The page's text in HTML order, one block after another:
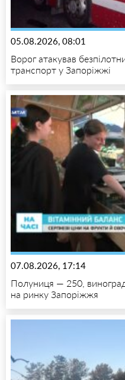
05.08.2026, 08:01
Ворог атакував
транспорт у Запоріжжі
07.08.2026, 17:14
Полуниця — 250,
на ринку Запоріжжя